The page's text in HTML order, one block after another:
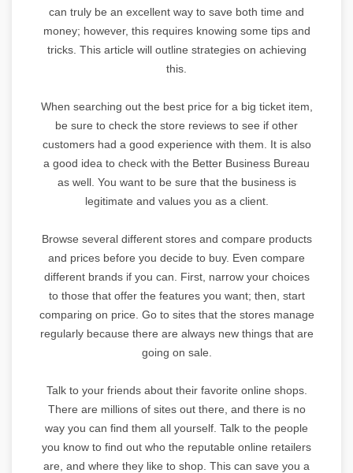
can truly be an excellent way to save both time and
money; however, this requires knowing some tips and
tricks. This article will outline strategies on achieving
this.
When searching out the best price for a big ticket item,
be sure to check the store reviews to see if other
customers had a good experience with them. It is also
a good idea to check with the Better Business Bureau
as well. You want to be sure that the business is
legitimate and values you as a client.
Browse several different stores and compare products
and prices before you decide to buy. Even compare
different brands if you can. First, narrow your choices
to those that offer the features you want; then, start
comparing on price. Go to sites that the stores manage
regularly because there are always new things that are
going on sale.
Talk to your friends about their favorite online shops.
There are millions of sites out there, and there is no
way you can find them all yourself. Talk to the people
you know to find out who the reputable online retailers
are, and where they like to shop. This can save you a